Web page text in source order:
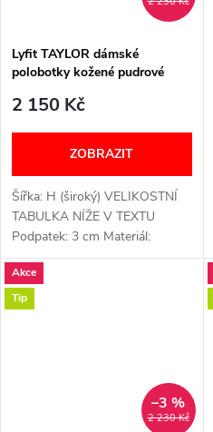
Lyfit TAYLOR dámské
polobotky kožené pudrové
2 150 Kč
ZOBRAZIT
Šířka: H (široký) VELIKOSTNÍ
TABULKA NÍŽE V TEXTU
Podpatek: 3 cm Materiál:
Syntetická podšívka a kožený
svršek, PU podešev Vyjímatelná
vložka: Ano ŠIROKÉ V PRSTNÍ
Akce
Tip
2 230 Kč
–3 %